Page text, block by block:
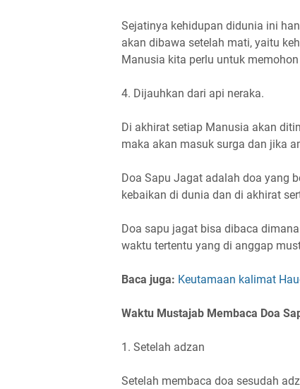
Sejatinya kehidupan didunia ini
akan dibawa setelah mati, yaitu
Manusia kita perlu untuk
4. Dijauhkan dari api neraka.
Di akhirat setiap Manusia akan
maka akan masuk surga dan jika
Doa Sapu Jagat adalah doa yang
kebaikan di dunia dan di akhirat
Doa sapu jagat bisa dibaca
waktu tertentu yang di anggap
Baca juga: Keutamaan kalimat
Waktu Mustajab Membaca Doa
1. Setelah adzan
Setelah membaca doa sesudah